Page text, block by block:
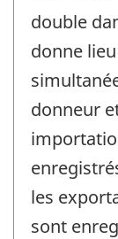
double
donne
donneur
les
sont